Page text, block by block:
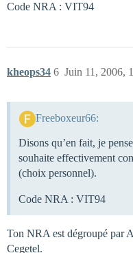
Code NRA : VIT94
kheops34 Juin 11, 2006,
6
Freeboxeur66:
Disons qu’en fait, je
souhaite effectivement
(choix personnel).
Code NRA : VIT94
Ton NRA est dégroupé par
Cegetel.